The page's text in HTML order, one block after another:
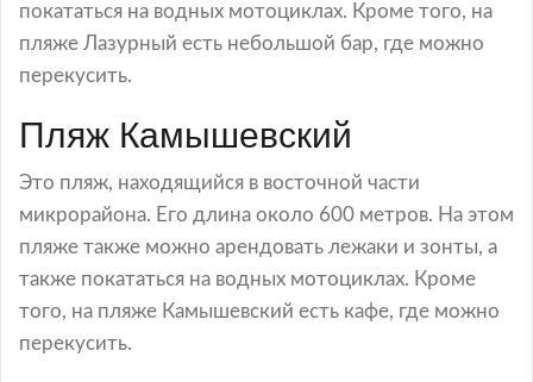
покататься на водных мотоциклах. Кроме того, на
пляже Лазурный есть небольшой бар, где можно
перекусить.
Пляж Камышевский
Это пляж, находящийся в восточной части
микрорайона. Его длина около 600 метров. На этом
пляже также можно арендовать лежаки и зонты, а
также покататься на водных мотоциклах. Кроме
того, на пляже Камышевский есть кафе, где можно
перекусить.